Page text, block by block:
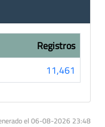
Registros
11,461
el 06-08-2026 23:48